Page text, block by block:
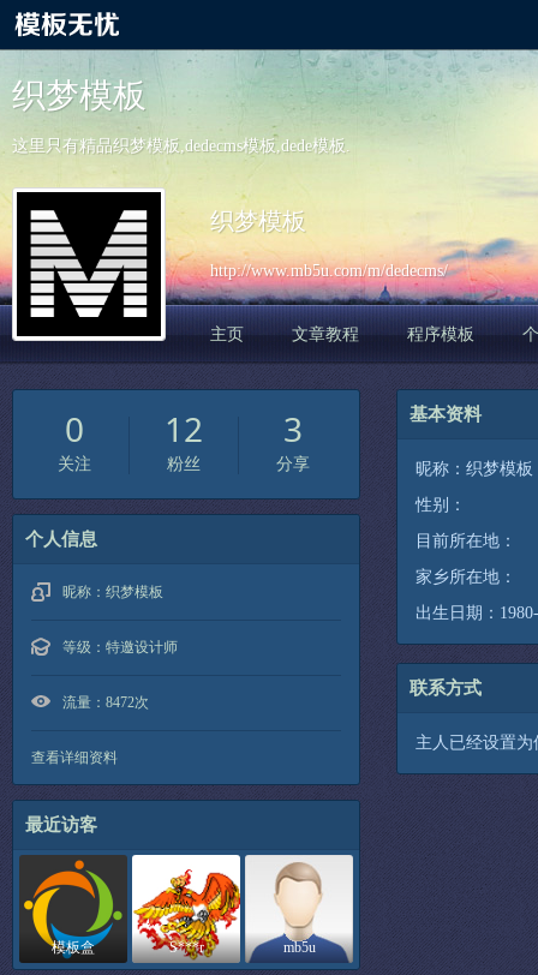
织梦模板
这里只有精品织梦模板,dedecms模板,dede模板.
织梦模板
http://www.mb5u.com/m/dedecms/
主页 文章教程 程序模板
0
关注
12
粉丝
3
分享
个人信息
昵称： 织梦模板
等级： 特邀设计师
流量： 8472次
查看详细资料
最近访客
模板盒 S***r mb5u
基本资料
昵称：织梦模板
性别：
目前所在地：
家乡所在地：
出生日期：
联系方式
主人已经设置